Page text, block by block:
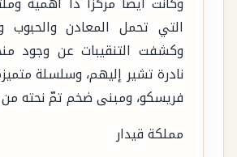
التي تحمل المعادن والحبوب
وكشفت التنقيبات عن وجود
نادرة تشير إليهم، وسلسلة
فريسكو، ومبنى ضخم تمّ نحته من
مملكة قيدار